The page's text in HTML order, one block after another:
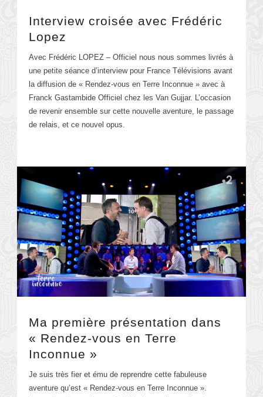
Interview croisée avec Frédéric
Lopez
Avec Frédéric LOPEZ – Officiel nous nous sommes livrés à
une petite séance d’interview pour France Télévisions avant
la diffusion de « Rendez-vous en Terre Inconnue » avec à
Franck Gastambide Officiel chez les Van Gujjar. L’occasion
de revenir ensemble sur cette nouvelle aventure, le passage
de relais, et ce nouvel opus.
Ma première présentation dans
« Rendez-vous en Terre
Inconnue »
Je suis très fier et ému de reprendre cette fabuleuse
aventure qu’est « Rendez-vous en Terre Inconnue ».